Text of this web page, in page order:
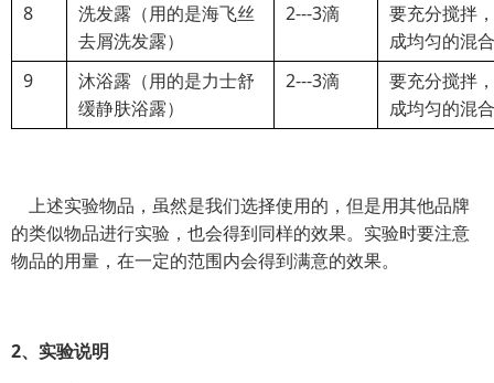
8
洗发露（用的是海飞丝
去屑洗发露）
2---3滴
要充分搅拌
成均匀的混
9
沐浴露（用的是力士舒
缓静肤浴露）
2---3滴
要充分搅拌
成均匀的混
上述实验物品，虽然是我们选择使用的，但是用其他品牌
的类似物品进行实验，也会得到同样的效果。实验时要注意
物品的用量，在一定的范围内会得到满意的效果。
2、实验说明